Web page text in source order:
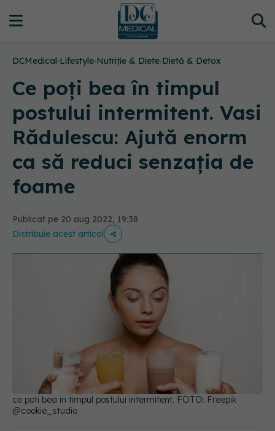
DCMedical›Lifestyle›Nutriție & Diete›Dietă & Detox
Ce poți bea în timpul
postului intermitent. Vasi
Rădulescu: Ajută enorm
ca să reduci senzația de
foame
Publicat pe 20 aug 2022, 19:38
Distribuie acest articol
ce poti bea in timpul postului intermitent. FOTO: Freepik
@cookie_studio